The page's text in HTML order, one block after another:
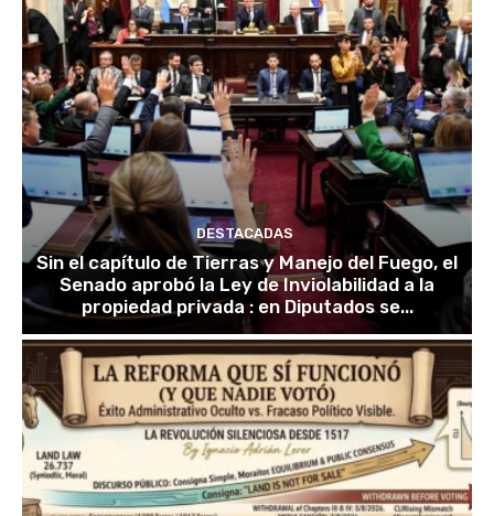
DESTACADAS
Sin el capítulo de Tierras y Manejo del Fuego, el
Senado aprobó la Ley de Inviolabilidad a la
propiedad privada : en Diputados se...